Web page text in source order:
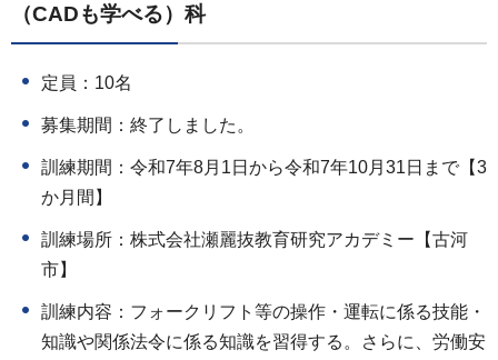
（CADも学べる）科
定員：10名
募集期間：終了しました。
訓練期間：令和7年8月1日から令和7年10月31日まで【3
か月間】
訓練場所：株式会社瀬麗抜教育研究アカデミー【古河
市】
訓練内容：フォークリフト等の操作・運転に係る技能・
知識や関係法令に係る知識を習得する。さらに、労働安